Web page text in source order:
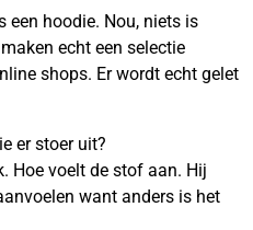
een hoodie. Nou, niets is
echt een selectie
shops. Er wordt echt gelet
er stoer uit?
Hoe voelt de stof aan. Hij
want anders is het